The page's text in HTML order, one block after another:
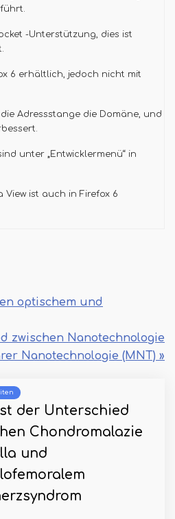
-Unterstützung, dies ist
6 erhältlich, jedoch nicht mit
Adressstange die Domäne, und
unter „Entwicklermenü“ in
View ist auch in Firefox 6
optischem und
zwischen Nanotechnologie
Nanotechnologie (MNT) »
der Unterschied
Chondromalazie
und